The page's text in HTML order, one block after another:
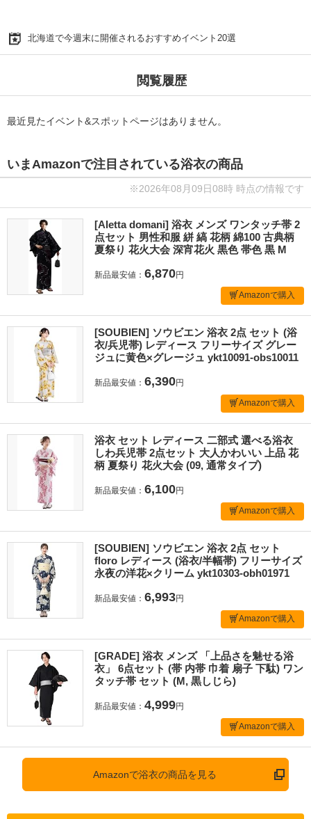
北海道で今週末に開催されるおすすめイベント20選
閲覧履歴
最近見たイベント&スポットページはありません。
いまAmazonで注目されている浴衣の商品
※2026年08月09日08時 時点の情報です
[Aletta domani] 浴衣 メンズ ワンタッチ帯 2
点セット 男性和服 絣 縞 花柄 綿100 古典柄
夏祭り 花火大会 深宵花火 黒色 帯色 黒 M
新品最安値： 6,870円
Amazonで購入
[SOUBIEN] ソウビエン 浴衣 2点 セット (浴
衣/兵児帯) レディース フリーサイズ グレー
ジュに黄色×グレージュ ykt10091-obs10011
新品最安値： 6,390円
Amazonで購入
浴衣 セット レディース 二部式 選べる浴衣
しわ兵児帯 2点セット 大人かわいい 上品 花
柄 夏祭り 花火大会 (09, 通常タイプ)
新品最安値： 6,100円
Amazonで購入
[SOUBIEN] ソウビエン 浴衣 2点 セット
floro レディース (浴衣/半幅帯) フリーサイズ
永夜の洋花×クリーム ykt10303-obh01971
新品最安値： 6,993円
Amazonで購入
[GRADE] 浴衣 メンズ 「上品さを魅せる浴
衣」 6点セット (帯 内帯 巾着 扇子 下駄) ワン
タッチ帯 セット (M, 黒しじら)
新品最安値： 4,999円
Amazonで購入
Amazonで浴衣の商品を見る